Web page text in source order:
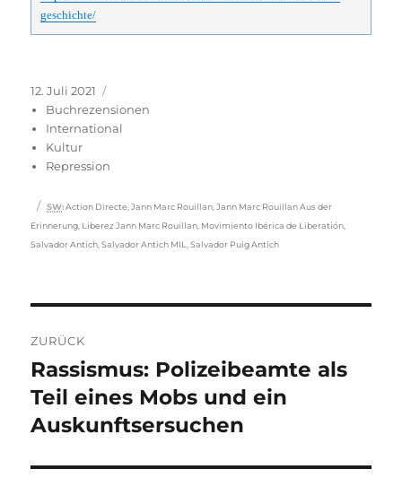
geschichte/
Veröffentlicht
am
12. Juli 2021
Buchrezensionen
International
Kultur
Repression
Schlagwörter
SW: Action Directe ,Jann Marc Rouillan ,Jann Marc Rouillan Aus der
Erinnerung Liberez Jann Marc Rouillan Movimiento Ibérica de Liberatión
Salvador Antich ,Salvador Antich MIL ,Salvador Puig Antich
ZURÜCK
Vorheriger
Beitrag:
Rassismus: Polizeibeamte als
Teil eines Mobs und ein
Auskunftsersuchen